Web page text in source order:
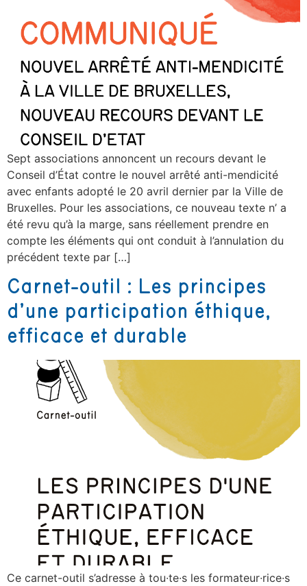
Sept associations annoncent un recours devant le
Conseil d’État contre le nouvel arrêté anti-mendicité
avec enfants adopté le 20 avril dernier par la Ville de
Bruxelles. Pour les associations, ce nouveau texte n’ a
été revu qu’à la marge, sans réellement prendre en
compte les éléments qui ont conduit à l’annulation du
précédent texte par […]
Carnet-outil : Les principes
d’une participation éthique,
efficace et durable
Ce carnet-outil s’adresse à tou∙te∙s les formateur∙rice∙s